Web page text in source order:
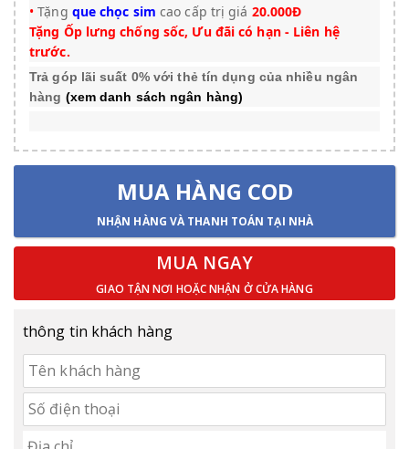
• Tặng que chọc sim cao cấp trị giá 20.000Đ
Tặng Ốp lưng chống sốc, Ưu đãi có hạn - Liên hệ
trước.
Trả góp lãi suất 0% với thẻ tín dụng của nhiều ngân
hàng (xem danh sách ngân hàng)
MUA HÀNG COD
NHẬN HÀNG VÀ THANH TOÁN TẠI NHÀ
MUA NGAY
GIAO TẬN NƠI HOẶC NHẬN Ở CỬA HÀNG
thông tin khách hàng